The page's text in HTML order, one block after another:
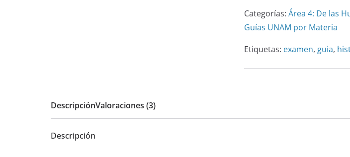
Categorías: Área 4: De las
Guías UNAM por Materia
Etiquetas: examen, guia,
DescripciónValoraciones (3)
Descripción